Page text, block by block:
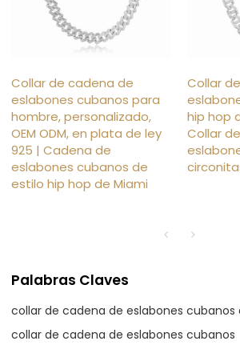
Collar de cadena de
eslabones cubanos para
hombre, personalizado,
OEM ODM, en plata de ley
925 | Cadena de
eslabones cubanos de
estilo hip hop de Miami
Collar
hip hop
Collar
Palabras Claves
collar de cadena de eslabones cubanos
collar de cadena de eslabones cubanos